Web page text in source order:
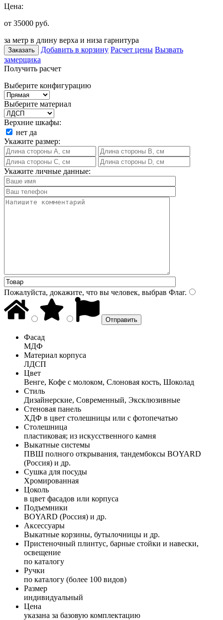
Цена:
от 35000 руб.
за метр в длину верха и низа гарнитура
Заказать Добавить в корзину Расчет цены Вызвать
замерщика
Получить расчет
Выберите конфигурацию
Выберите материал
Верхние шкафы:
нет да
Укажите размер:
Укажите личные данные:
Пожалуйста, докажите, что вы человек, выбрав Флаг.
Фасад
МДФ
Материал корпуса
ЛДСП
Цвет
Венге, Кофе с молоком, Слоновая кость, Шоколад
Стиль
Дизайнерские, Современный, Эксклюзивные
Стеновая панель
ХДФ в цвет столешницы или с фотопечатью
Столешница
пластиковая; из искусственного камня
Выкатные системы
ПВШ полного открывания, тандембоксы BOYARD
(Россия) и др.
Сушка для посуды
Хромированная
Цоколь
в цвет фасадов или корпуса
Подъемники
BOYARD (Россия) и др.
Аксессуары
Выкатные корзины, бутылочницы и др.
Пристеночный плинтус, барные стойки и навески,
освещение
по каталогу
Ручки
по каталогу (более 100 видов)
Размер
индивидуальный
Цена
указана за базовую комплектацию